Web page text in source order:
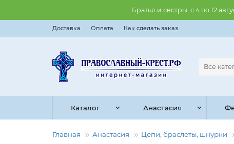
Братья и сёстры, с 4 по 12
Доставка Оплата Как сделать заказ
Все
Каталог Анастасия
Главная Анастасия Цепи, браслеты, шнурки